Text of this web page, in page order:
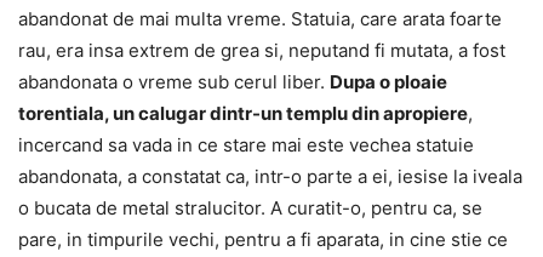
abandonat de mai multa vreme. Statuia, care arata foarte
rau, era insa extrem de grea si, neputand fi mutata, a fost
abandonata o vreme sub cerul liber. Dupa o ploaie
torentiala, un calugar dintr-un templu din apropiere,
incercand sa vada in ce stare mai este vechea statuie
abandonata, a constatat ca, intr-o parte a ei, iesise la iveala
o bucata de metal stralucitor. A curatit-o, pentru ca, se
pare, in timpurile vechi, pentru a fi aparata, in cine stie ce